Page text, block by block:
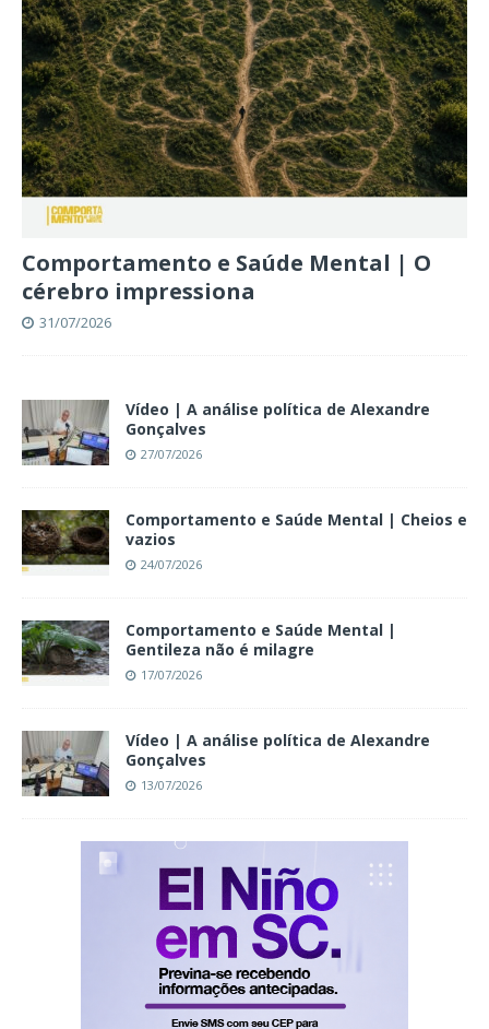
Comportamento e Saúde Mental | O
cérebro impressiona
31/07/2026
Vídeo | A análise política de Alexandre
Gonçalves
27/07/2026
Comportamento e Saúde Mental | Cheios e
vazios
24/07/2026
Comportamento e Saúde Mental |
Gentileza não é milagre
17/07/2026
Vídeo | A análise política de Alexandre
Gonçalves
13/07/2026